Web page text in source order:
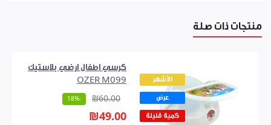
منتجات ذات صلة
الأشهر
عرض
كمية قليلة
كرسي اطفال ارضي بلاستيك
OZER M099
₪60.00
-18%
₪49.00